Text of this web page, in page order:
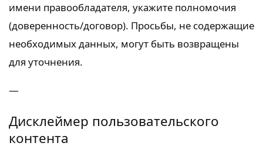
имени правообладателя, укажите полномочия
(доверенность/договор). Просьбы, не содержащие
необходимых данных, могут быть возвращены
для уточнения.
—
Дисклеймер пользовательского
контента